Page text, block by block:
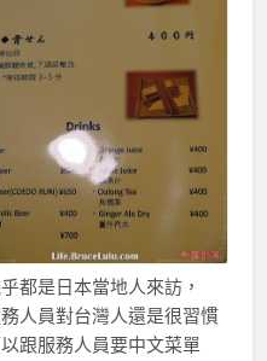
都是日本當地人來訪，
人員對台灣人還是很習慣
跟服務人員要中文菜單